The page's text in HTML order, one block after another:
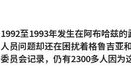
1992至1993年发生在阿布哈兹
人员问题却还在困扰着格鲁吉亚
委员会记录，仍有2300多人因为